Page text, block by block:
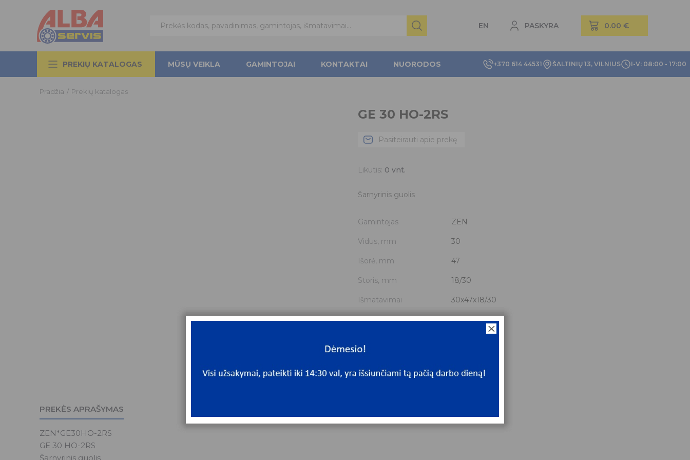
EN PASKYRA
+370 614 44531 ŠALTINIŲ 13, VILNIUS I-V: 08:00 - 17:00
PREKIŲ KATALOGAS MŪSŲ VEIKLA GAMINTOJAI KONTAKTAI NUORODOS
Pradžia / Prekių katalogas
GE 30 HO-2RS
Pasiteirauti apie prekę
Likutis: 0 vnt.
Šarnyrinis guolis
Gamintojas ZEN
Vidus, mm 30
Išorė, mm 47
Storis, mm 18/30
Išmatavimai 30x47x18/30
Mato vnt. VNT
PREKĖS APRAŠYMAS
ZEN*GE30HO-2RS
GE 30 HO-2RS
Šarnyrinis guolis